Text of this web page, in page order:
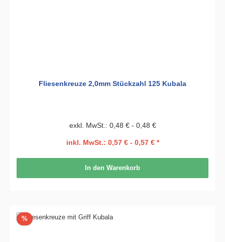
Fliesenkreuze 2,0mm Stückzahl 125 Kubala
exkl. MwSt.: 0,48 € - 0,48 €
inkl. MwSt.: 0,57 € - 0,57 € *
In den Warenkorb
%Rabatt